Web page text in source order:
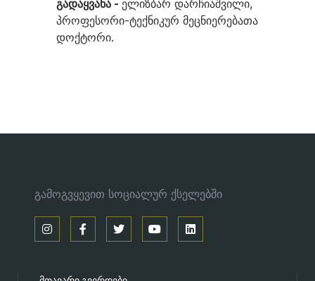
გადაყვანა - ელიზბარ დარჩიაშვილი,
პროფესორი-ტექნიკურ მეცნიერებათა
დოქტორი.
გამოგვყევით სოციალურ ქსელებში